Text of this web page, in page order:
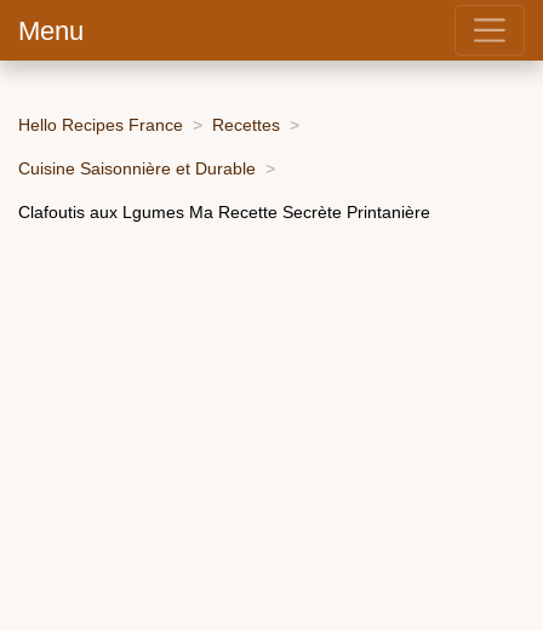
Menu
Hello Recipes France Recettes
Cuisine Saisonnière et Durable
Clafoutis aux Lgumes Ma Recette Secrète Printanière